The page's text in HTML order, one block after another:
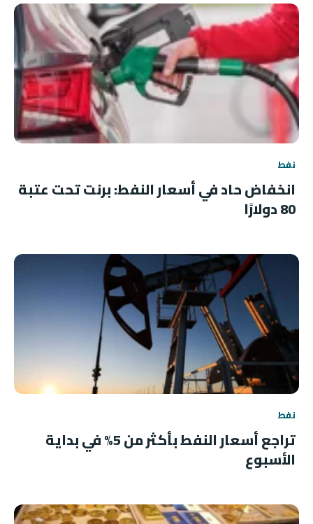
نفط
انخفاض حاد في أسعار النفط: برنت تحت عتبة
80 دولارًا
نفط
تراجع أسعار النفط بأكثر من 5% في بداية
الأسبوع